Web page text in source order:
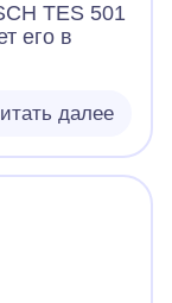
TES 501
его в
далее